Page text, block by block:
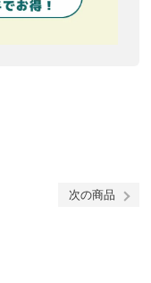
次の商品